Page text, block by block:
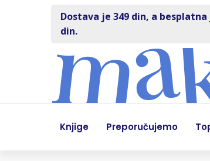
Dostava je 349 din, a
din.
Knjige Preporučujemo